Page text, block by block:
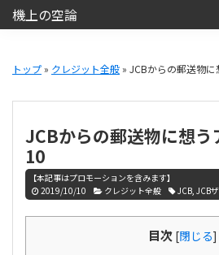
機上の空論
ANA
JAL
JGC
JCB
THE
CLASS（JCB
ザ・
トップ » クレジット全般 » JCBからの郵送物
JCBからの郵送物に想
10
【本記事はプロモーションを含みます】
2019/10/10
クレジット全般 JCB JCB
目次 [閉じる]